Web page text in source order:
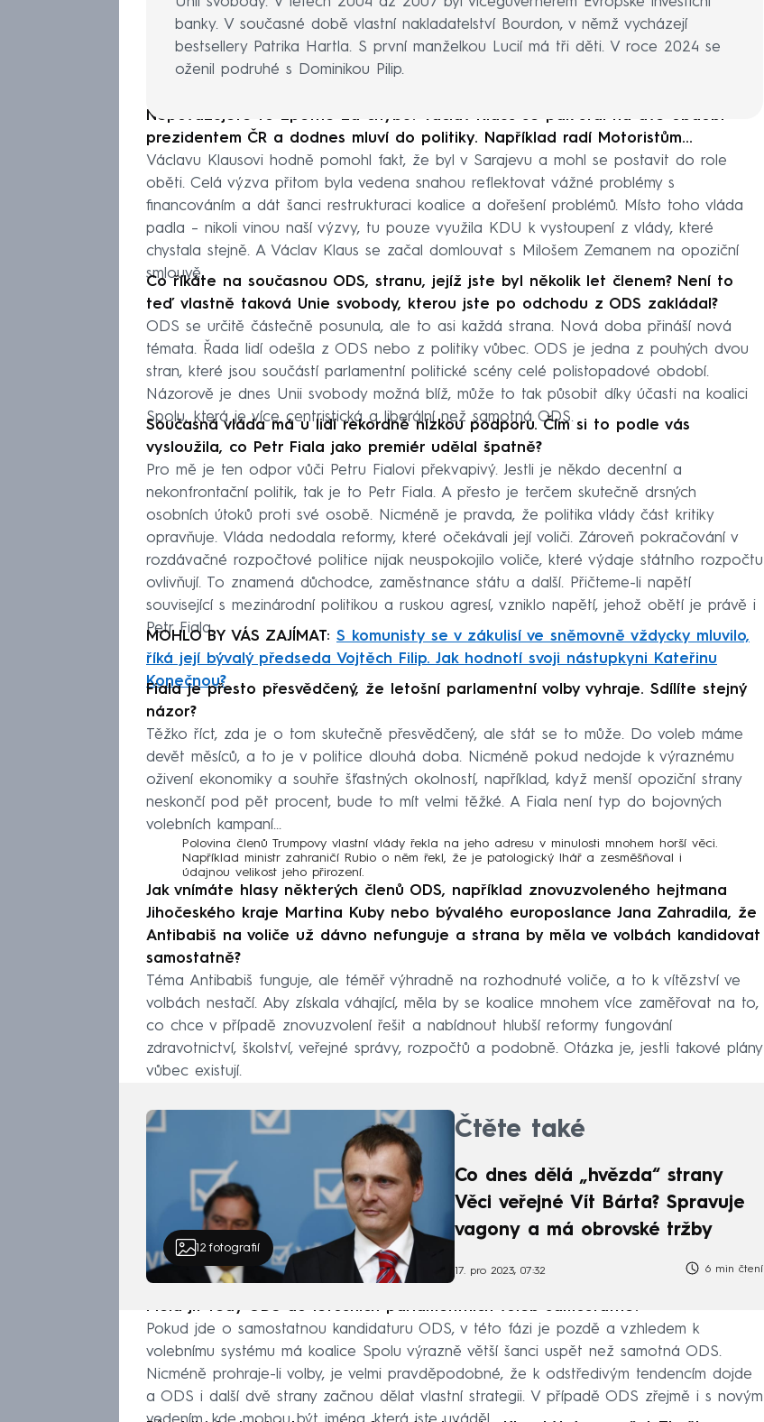
banky. V současné době vlastní nakladatelství Bourdon, v němž vycházejí
bestsellery Patrika Hartla. S první manželkou Lucií má tři děti. V roce 2024 se
oženil podruhé s Dominikou Pilip.
Nepovažujete to zpětně za chybu? Václav Klaus se pak stal na dvě období
prezidentem ČR a dodnes mluví do politiky. Například radí Motoristům...
Václavu Klausovi hodně pomohl fakt, že byl v Sarajevu a mohl se postavit do role
oběti. Celá výzva přitom byla vedena snahou reflektovat vážné problémy s
financováním a dát šanci restrukturaci koalice a dořešení problémů. Místo toho vláda
padla – nikoli vinou naší výzvy, tu pouze využila KDU k vystoupení z vlády, které
chystala stejně. A Václav Klaus se začal domlouvat s Milošem Zemanem na opoziční
smlouvě.
Co říkáte na současnou ODS, stranu, jejíž jste byl několik let členem? Není to
teď vlastně taková Unie svobody, kterou jste po odchodu z ODS zakládal?
ODS se určitě částečně posunula, ale to asi každá strana. Nová doba přináší nová
témata. Řada lidí odešla z ODS nebo z politiky vůbec. ODS je jedna z pouhých dvou
stran, které jsou součástí parlamentní politické scény celé polistopadové období.
Názorově je dnes Unii svobody možná blíž, může to tak působit díky účasti na koalici
Spolu, která je více centristická a liberální než samotná ODS.
Současná vláda má u lidí rekordně nízkou podporu. Čím si to podle vás
vysloužila, co Petr Fiala jako premiér udělal špatně?
Pro mě je ten odpor vůči Petru Fialovi překvapivý. Jestli je někdo decentní a
nekonfrontační politik, tak je to Petr Fiala. A přesto je terčem skutečně drsných
osobních útoků proti své osobě. Nicméně je pravda, že politika vlády část kritiky
opravňuje. Vláda nedodala reformy, které očekávali její voliči. Zároveň pokračování v
rozdávačné rozpočtové politice nijak neuspokojilo voliče, které výdaje státního rozpočtu
ovlivňují. To znamená důchodce, zaměstnance státu a další. Přičteme-li napětí
související s mezinárodní politikou a ruskou agresí, vzniklo napětí, jehož obětí je právě i
Petr Fiala.
MOHLO BY VÁS ZAJÍMAT: S komunisty se v zákulisí ve sněmovně vždycky mluvilo,
říká její bývalý předseda Vojtěch Filip. Jak hodnotí svoji nástupkyni Kateřinu
Konečnou?
Fiala je přesto přesvědčený, že letošní parlamentní volby vyhraje. Sdílíte stejný
názor?
Těžko říct, zda je o tom skutečně přesvědčený, ale stát se to může. Do voleb máme
devět měsíců, a to je v politice dlouhá doba. Nicméně pokud nedojde k výraznému
oživení ekonomiky a souhře šťastných okolností, například, když menší opoziční strany
neskončí pod pět procent, bude to mít velmi těžké. A Fiala není typ do bojovných
volebních kampaní...
Polovina členů Trumpovy vlastní vlády řekla na jeho adresu v minulosti mnohem horší věci.
Například ministr zahraničí Rubio o něm řekl, že je patologický lhář a zesměšňoval i
údajnou velikost jeho přirození.
Jak vnímáte hlasy některých členů ODS, například znovuzvoleného hejtmana
Jihočeského kraje Martina Kuby nebo bývalého europoslance Jana Zahradila, že
Antibabiš na voliče už dávno nefunguje a strana by měla ve volbách kandidovat
samostatně?
Téma Antibabiš funguje, ale téměř výhradně na rozhodnuté voliče, a to k vítězství ve
volbách nestačí. Aby získala váhající, měla by se koalice mnohem více zaměřovat na to,
co chce v případě znovuzvolení řešit a nabídnout hlubší reformy fungování
zdravotnictví, školství, veřejné správy, rozpočtů a podobně. Otázka je, jestli takové plány
vůbec existují.
12fotografií
Čtěte také
Co dnes dělá „hvězda“ strany
Věci veřejné Vít Bárta? Spravuje
vagony a má obrovské tržby
17. pro 2023, 07:32 6 min čtení
Měla jít tedy ODS do letošních parlamentních voleb samostatně?
Pokud jde o samostatnou kandidaturu ODS, v této fázi je pozdě a vzhledem k
volebnímu systému má koalice Spolu výrazně větší šanci uspět než samotná ODS.
Nicméně prohraje-li volby, je velmi pravděpodobné, že k odstředivým tendencím dojde
a ODS i další dvě strany začnou dělat vlastní strategii. V případě ODS zřejmě i s novým